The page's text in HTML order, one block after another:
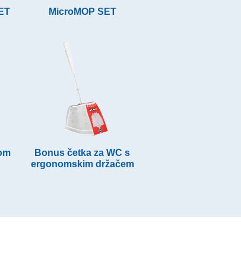
MicroMOP SET
Bonus četka za WC s
ergonomskim držačem